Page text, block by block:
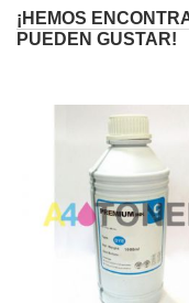
¡HEMOS
PUEDEN GUSTAR!